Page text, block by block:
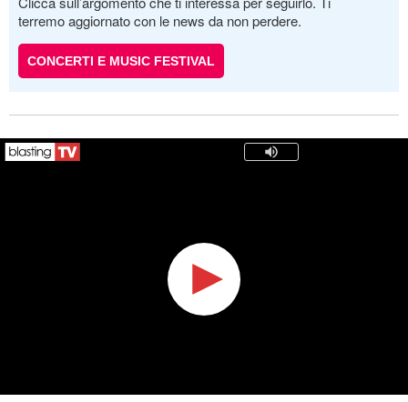
terremo aggiornato con le news da non perdere.
CONCERTI E MUSIC FESTIVAL